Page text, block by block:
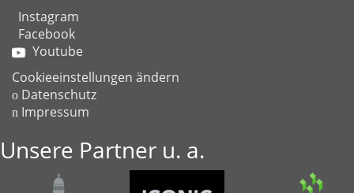
Instagram
Facebook
Youtube
Cookieeinstellungen ändern
Datenschutz
Impressum
Unsere Partner u. a.